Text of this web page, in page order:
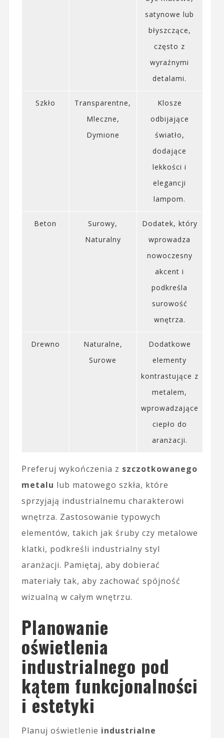
satynowe lub
błyszczące,
często z
wyraźnymi
detalami.
Szkło
Transparentne,
Mleczne,
Dymione
Klosze
odbijające
światło,
dodające
lekkości i
elegancji
lampom.
Beton
Surowy,
Naturalny
Dodatek, który
wprowadza
nowoczesny
akcent i
podkreśla
surowość
wnętrza.
Drewno
Naturalne,
Surowe
Dodatkowe
elementy
kontrastujące z
metalem,
wprowadzające
ciepło do
aranżacji.
Preferuj wykończenia z szczotkowanego
metalu lub matowego szkła, które
sprzyjają industrialnemu charakterowi
wnętrza. Zastosowanie typowych
elementów, takich jak śruby czy metalowe
klatki, podkreśli industrialny styl
aranżacji. Pamiętaj, aby dobierać
materiały tak, aby zachować spójność
wizualną w całym wnętrzu.
Planowanie
oświetlenia
industrialnego pod
kątem funkcjonalności
i estetyki
Planuj oświetlenie industrialne